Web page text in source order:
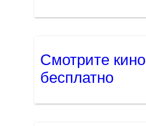
Смотрите кино
бесплатно